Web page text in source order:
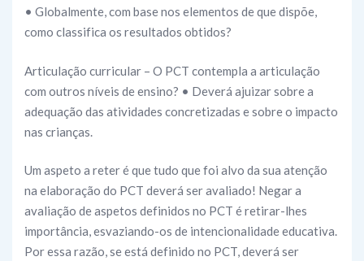
• Globalmente, com base nos elementos de que dispõe,
como classifica os resultados obtidos?
Articulação curricular – O PCT contempla a articulação
com outros níveis de ensino? • Deverá ajuizar sobre a
adequação das atividades concretizadas e sobre o impacto
nas crianças.
Um aspeto a reter é que tudo que foi alvo da sua atenção
na elaboração do PCT deverá ser avaliado! Negar a
avaliação de aspetos definidos no PCT é retirar-lhes
importância, esvaziando-os de intencionalidade educativa.
Por essa razão, se está definido no PCT, deverá ser